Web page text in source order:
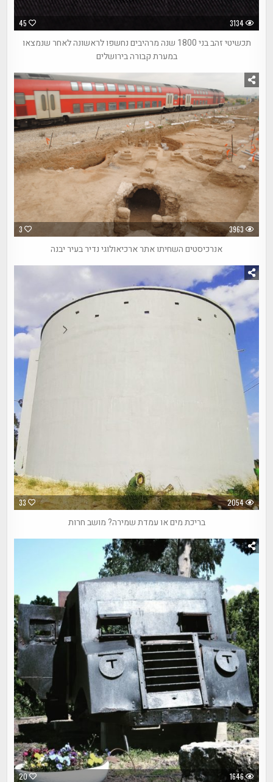
45 3134
תכשיטי זהב בני 1800 שנה מרהיבים נחשפו לראשונה לאחר שנמצאו
במערת קבורה בירושלים
3 3963
אנרכיסטים השחיתו אתר ארכיאולוגי נדיר בעיר יבנה
33 2054
בריכת מים או עמדת שמירה? מושב חרות
20 1646